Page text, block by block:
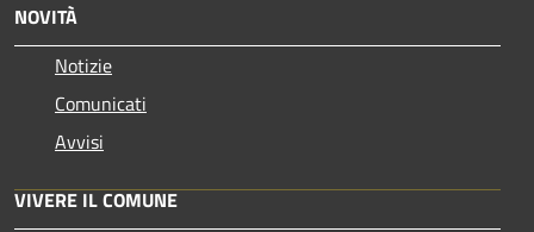
NOVITÀ
Notizie
Comunicati
Avvisi
VIVERE IL COMUNE